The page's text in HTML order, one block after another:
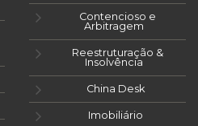
Contencioso e
Arbitragem
Reestruturação &
Insolvência
China Desk
Imobiliário